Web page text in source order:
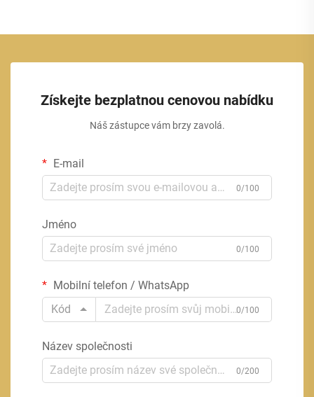
Získejte bezplatnou cenovou nabídku
Náš zástupce vám brzy zavolá.
E-mail
0/100
Jméno
0/100
Mobilní telefon / WhatsApp
Kód
0/100
Název společnosti
0/200